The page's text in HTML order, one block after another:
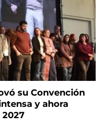
su Convención
y ahora